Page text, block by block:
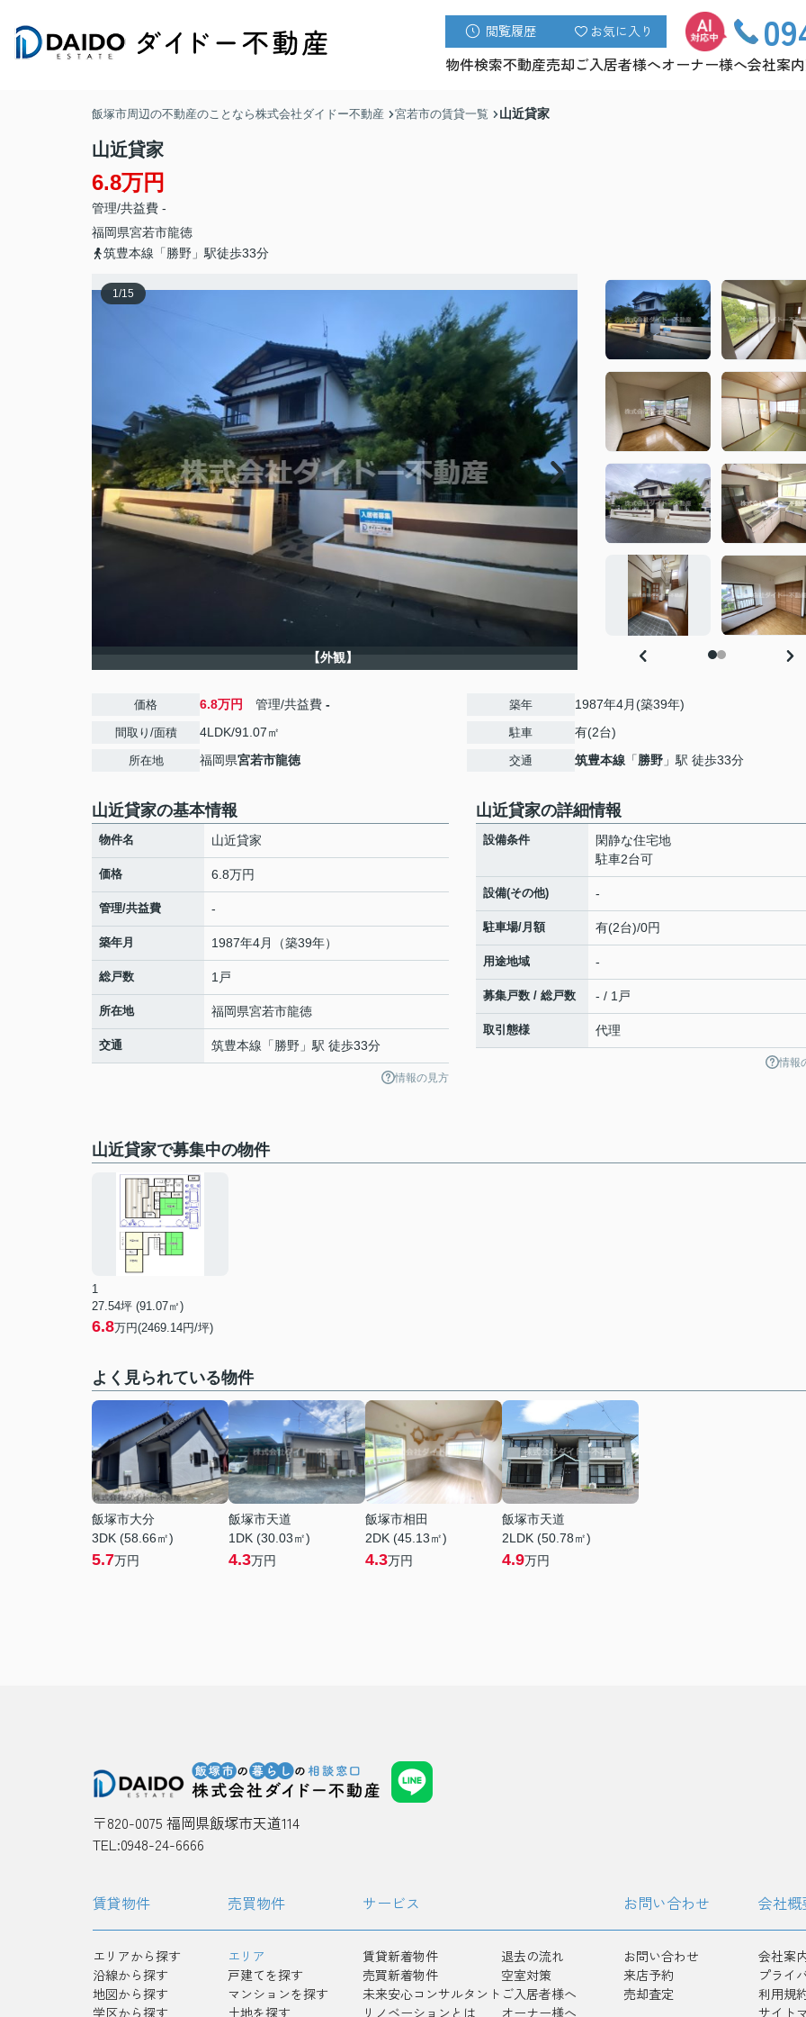
閲覧履歴 お気に入り
物件検索不動産売却ご入居者様へオーナー様へ会社案内
飯塚市周辺の不動産のことなら株式会社ダイドー不動産 宮若市の賃貸一覧 山近貸家
山近貸家
6.8万円
管理/共益費 -
福岡県宮若市龍徳
筑豊本線「勝野」駅徒歩33分
1/15
【外観】
価格 6.8万円 管理/共益費 -
間取り/面積 4LDK/91.07㎡
所在地 福岡県宮若市龍徳
築年 1987年4月(築39年)
駐車 有(2台)
交通 筑豊本線 「勝野 」駅 徒歩33分
山近貸家の基本情報
物件名 山近貸家
価格 6.8万円
管理/共益費 -
築年月 1987年4月（築39年）
総戸数 1戸
所在地 福岡県宮若市龍徳
交通 筑豊本線 「 勝野 」駅 徒歩33分
情報の見方
山近貸家の詳細情報
設備条件
閑静な住宅地
駐車2台可
設備(その他) -
駐車場/月額 有(2台)/0円
用途地域 -
募集戸数 / 総戸数 - / 1戸
取引態様 代理
情報
山近貸家で募集中の物件
1
27.54坪 (91.07㎡)
6.8万円(2469.14円/坪)
よく見られている物件
飯塚市大分
3DK (58.66㎡)
5.7万円
飯塚市天道
1DK (30.03㎡)
4.3万円
飯塚市相田
2DK (45.13㎡)
4.3万円
飯塚市天道
2LDK (50.78㎡)
4.9万円
〒820-0075 福岡県飯塚市天道114
TEL:0948-24-6666
賃貸物件
エリアから探す
沿線から探す
地図から探す
学区から探す
売買物件
エリア
戸建てを探す
マンションを探す
土地を探す
サービス
賃貸新着物件
売買新着物件
未来安心コンサルタント
リノベーションとは
退去の流れ
空室対策
ご入居者様へ
オーナー様へ
お問い合わせ
お問い合わせ
来店予約
売却査定
会社概
会社案
プライ
利用規
サイト